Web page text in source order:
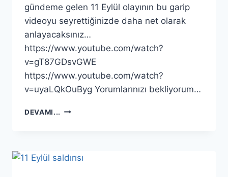
gündeme gelen 11 Eylül olayının bu garip
videoyu seyrettiğinizde daha net olarak
anlayacaksınız…
https://www.youtube.com/watch?
v=gT87GDsvGWE
https://www.youtube.com/watch?
v=uyaLQkOuByg Yorumlarınızı bekliyorum…
DEVAMI... 11